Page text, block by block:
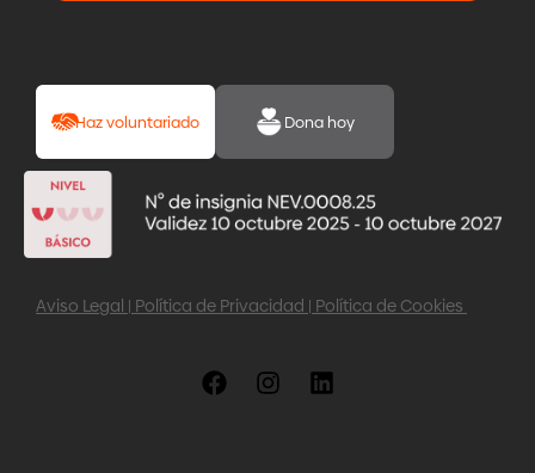
Haz voluntariado Dona hoy
Aviso Legal | Política de Privacidad | Política de Cookies